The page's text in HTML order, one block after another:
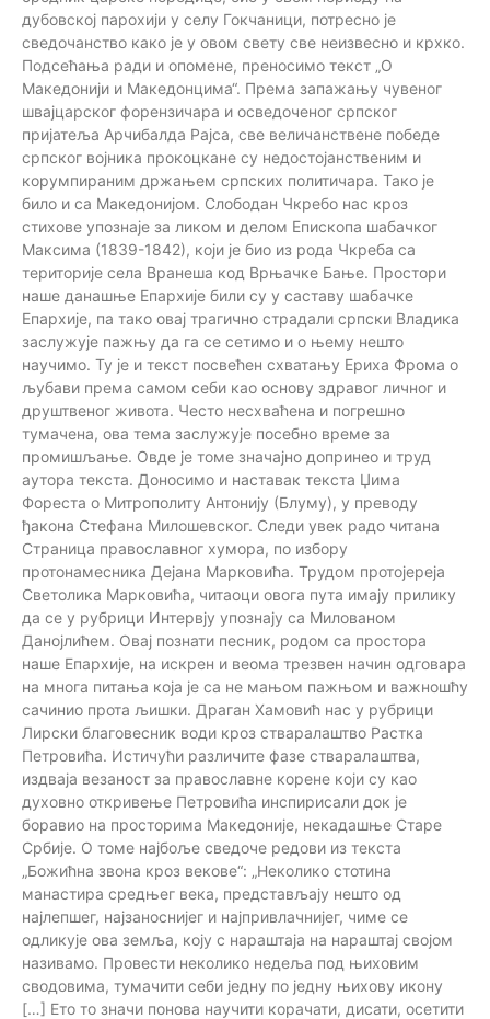
дубовској парохији у селу Гокчаници, потресно је
сведочанство како је у овом свету све неизвесно и крхко.
Подсећања ради и опомене, преносимо текст „О
Македонији и Македонцима“. Према запажању чувеног
швајцарског форензичара и осведоченог српског
пријатеља Арчибалда Рајса, све величанствене победе
српског војника прокоцкане су недостојанственим и
корумпираним држањем српских политичара. Тако је
било и са Македонијом. Слободан Чкребо нас кроз
стихове упознаје за ликом и делом Епископа шабачког
Максима (1839-1842), који је био из рода Чкреба са
територије села Вранеша код Врњачке Бање. Простори
наше данашње Епархије били су у саставу шабачке
Епархије, па тако овај трагично страдали српски Владика
заслужује пажњу да га се сетимо и о њему нешто
научимо. Ту је и текст посвећен схватању Ериха Фрома о
љубави према самом себи као основу здравог личног и
друштвеног живота. Често несхваћена и погрешно
тумачена, ова тема заслужује посебно време за
промишљање. Овде је томе значајно допринео и труд
аутора текста. Доносимо и наставак текста Џима
Фореста о Митрополиту Антонију (Блуму), у преводу
ђакона Стефана Милошевског. Следи увек радо читана
Страница православног хумора, по избору
протонамесника Дејана Марковића. Трудом протојереја
Светолика Марковића, читаоци овога пута имају прилику
да се у рубрици Интервју упознају са Милованом
Данојлићем. Овај познати песник, родом са простора
наше Епархије, на искрен и веома трезвен начин одговара
на многа питања која је са не мањом пажњом и важношћу
сачинио прота љишки. Драган Хамовић нас у рубрици
Лирски благовесник води кроз стваралаштво Растка
Петровића. Истичући различите фазе стваралаштва,
издваја везаност за православне корене који су као
духовно откривење Петровића инспирисали док је
боравио на просторима Македоније, некадашње Старе
Србије. О томе најбоље сведоче редови из текста
„Божићна звона кроз векове“: „Неколико стотина
манастира средњег века, представљају нешто од
најлепшег, најзаноснијег и најпривлачнијег, чиме се
одликује ова земља, коју с нараштаја на нараштај својом
називамо. Провести неколико недеља под њиховим
сводовима, тумачити себи једну по једну њихову икону
[…] Ето то значи понова научити корачати, дисати, осетити